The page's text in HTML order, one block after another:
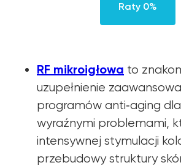
Raty 0%
RF mikroigłowa to
uzupełnienie
programów anti‑aging
wyraźnymi problemami,
intensywnej stymulacji
przebudowy struktury